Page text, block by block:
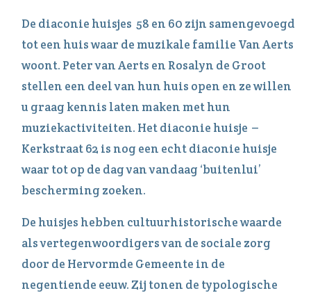
De diaconie huisjes 58 en 60 zijn samengevoegd
tot een huis waar de muzikale familie Van Aerts
woont. Peter van Aerts en Rosalyn de Groot
stellen een deel van hun huis open en ze willen
u graag kennis laten maken met hun
muziekactiviteiten. Het diaconie huisje –
Kerkstraat 62 is nog een echt diaconie huisje
waar tot op de dag van vandaag ‘buitenlui’
bescherming zoeken.
De huisjes hebben cultuurhistorische waarde
als vertegenwoordigers van de sociale zorg
door de Hervormde Gemeente in de
negentiende eeuw. Zij tonen de typologische